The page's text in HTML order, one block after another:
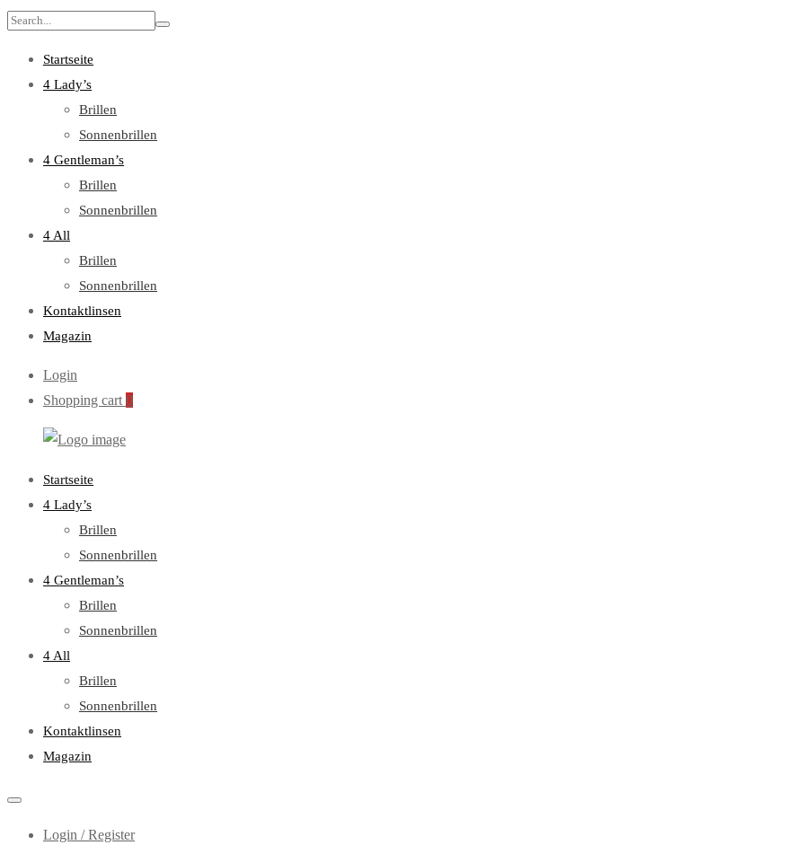
Search
Startseite
4 Lady’s
Brillen
Sonnenbrillen
4 Gentleman’s
Brillen
Sonnenbrillen
4 All
Brillen
Sonnenbrillen
Kontaktlinsen
Magazin
Login
Shopping cart 0
Primary
Menu
Startseite
4 Lady’s
Brillen
Sonnenbrillen
4 Gentleman’s
Brillen
Sonnenbrillen
4 All
Brillen
Sonnenbrillen
Kontaktlinsen
Magazin
Login / Register